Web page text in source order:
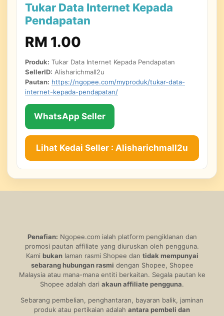
Tukar Data Internet Kepada
Pendapatan
RM 1.00
Produk: Tukar Data Internet Kepada Pendapatan
SellerID: Alisharichmall2u
Pautan: https://ngopee.com/myproduk/tukar-data-
internet-kepada-pendapatan/
WhatsApp Seller
Lihat Kedai Seller : Alisharichmall2u
Penafian: Ngopee.com ialah platform pengiklanan dan
promosi pautan affiliate yang diuruskan oleh pengguna.
Kami bukanlaman rasmi Shopee dan tidak mempunyai
sebarang hubungan rasmi dengan Shopee, Shopee
Malaysia atau mana-mana entiti berkaitan. Segala pautan ke
Shopee adalah dari akaun affiliate pengguna.
Sebarang pembelian, penghantaran, bayaran balik, jaminan
produk atau pertikaian adalah antara pembeli dan